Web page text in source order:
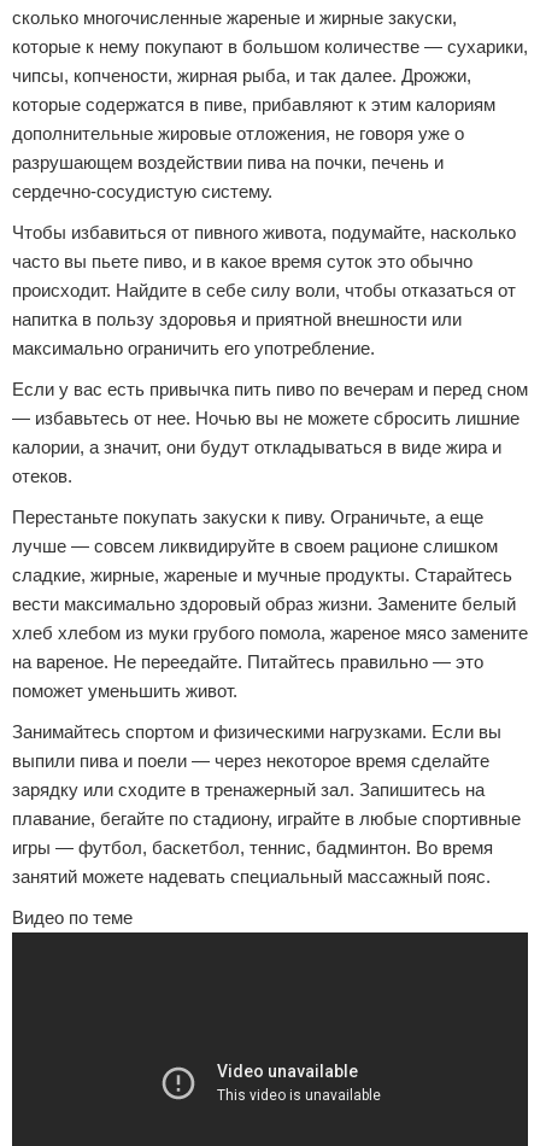
Хоккей
Волейбол
Детский спорт
Зимние виды спорта
Тренировки дома
Спортивное питание
сколько многочисленные жареные и жирные закуски,
которые к нему покупают в большом количестве — сухарики,
чипсы, копчености, жирная рыба, и так далее. Дрожжи,
которые содержатся в пиве, прибавляют к этим калориям
дополнительные жировые отложения, не говоря уже о
разрушающем воздействии пива на почки, печень и
сердечно-сосудистую систему.
Чтобы избавиться от пивного живота, подумайте, насколько
часто вы пьете пиво, и в какое время суток это обычно
происходит. Найдите в себе силу воли, чтобы отказаться от
напитка в пользу здоровья и приятной внешности или
максимально ограничить его употребление.
Если у вас есть привычка пить пиво по вечерам и перед сном
— избавьтесь от нее. Ночью вы не можете сбросить лишние
калории, а значит, они будут откладываться в виде жира и
отеков.
Перестаньте покупать закуски к пиву. Ограничьте, а еще
лучше — совсем ликвидируйте в своем рационе слишком
сладкие, жирные, жареные и мучные продукты. Старайтесь
вести максимально здоровый образ жизни. Замените белый
хлеб хлебом из муки грубого помола, жареное мясо замените
на вареное. Не переедайте. Питайтесь правильно — это
поможет уменьшить живот.
Занимайтесь спортом и физическими нагрузками. Если вы
выпили пива и поели — через некоторое время сделайте
зарядку или сходите в тренажерный зал. Запишитесь на
плавание, бегайте по стадиону, играйте в любые спортивные
игры — футбол, баскетбол, теннис, бадминтон. Во время
занятий можете надевать специальный массажный пояс.
Видео по теме